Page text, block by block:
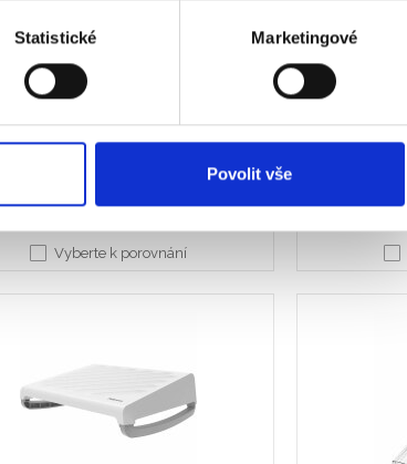
Statistické Marketingové
Povolit vše
Vyberte k porovnání